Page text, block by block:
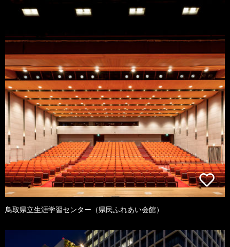
鳥取県立生涯学習センター（県民ふれあい会館）